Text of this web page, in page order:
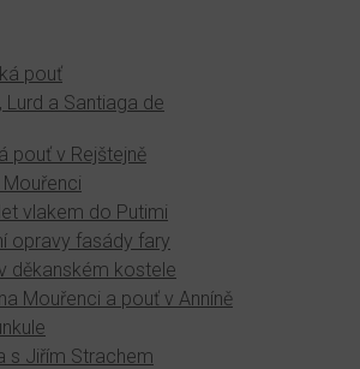
pouť
a Santiaga de
pouť v Rejštejně
vlakem do Putimi
opravy fasády fary
děkanském kostele
Mouřenci a pouť v Anníně
s Jiřím Strachem